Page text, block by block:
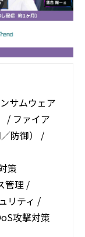
サムウェア
​/ ファイア
防御） ​/
策​
管理 /
リティ /
攻撃対策​